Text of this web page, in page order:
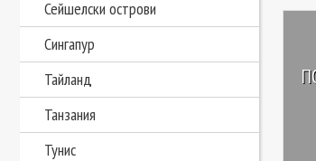
Сейшелски острови
Сингапур
Тайланд
Танзания
Тунис